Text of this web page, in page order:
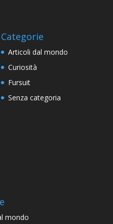
Categorie
Articoli dal mondo
Curiosità
Fursuit
Senza categoria
mondo